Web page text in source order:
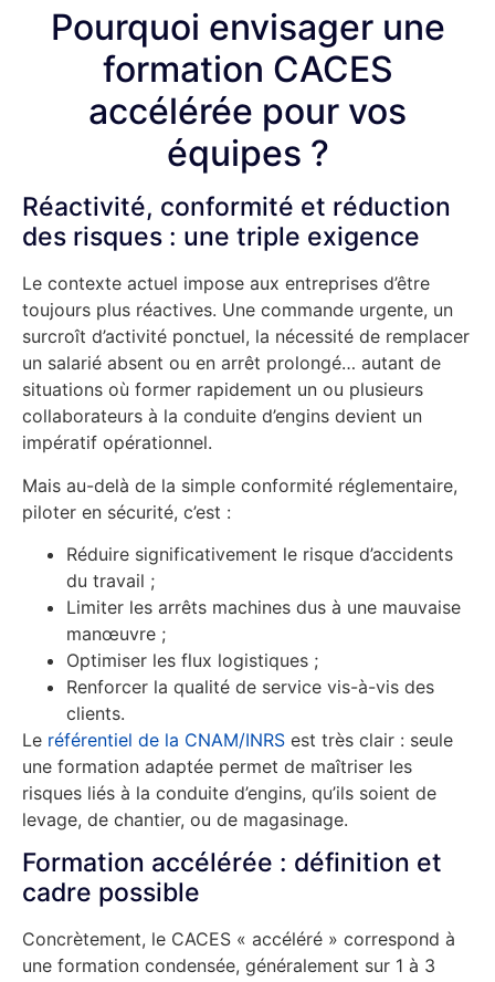
Pourquoi envisager une
formation CACES
accélérée pour vos
équipes ?
Réactivité, conformité et réduction
des risques : une triple exigence
Le contexte actuel impose aux entreprises d’être
toujours plus réactives. Une commande urgente, un
surcroît d’activité ponctuel, la nécessité de remplacer
un salarié absent ou en arrêt prolongé… autant de
situations où former rapidement un ou plusieurs
collaborateurs à la conduite d’engins devient un
impératif opérationnel.
Mais au-delà de la simple conformité réglementaire,
piloter en sécurité, c’est :
Réduire significativement le risque d’accidents
du travail ;
Limiter les arrêts machines dus à une mauvaise
manœuvre ;
Optimiser les flux logistiques ;
Renforcer la qualité de service vis-à-vis des
clients.
Le référentiel de la CNAM/INRS est très clair : seule
une formation adaptée permet de maîtriser les
risques liés à la conduite d’engins, qu’ils soient de
levage, de chantier, ou de magasinage.
Formation accélérée : définition et
cadre possible
Concrètement, le CACES « accéléré » correspond à
une formation condensée, généralement sur 1 à 3